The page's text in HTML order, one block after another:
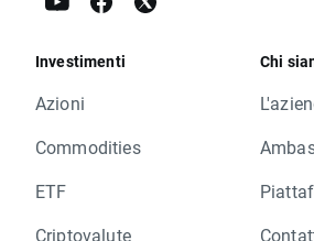
Investimenti
Azioni
Commodities
ETF
Criptovalute
Chi